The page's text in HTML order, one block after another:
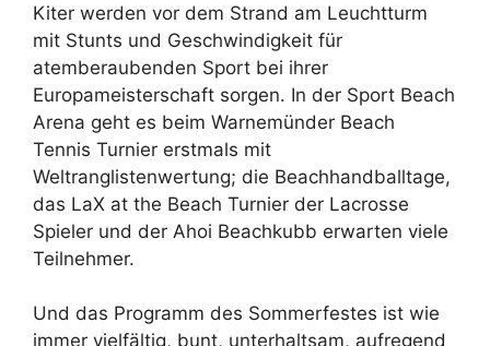
Kiter werden vor dem Strand am Leuchtturm
mit Stunts und Geschwindigkeit für
atemberaubenden Sport bei ihrer
Europameisterschaft sorgen. In der Sport Beach
Arena geht es beim Warnemünder Beach
Tennis Turnier erstmals mit
Weltranglistenwertung; die Beachhandballtage,
das LaX at the Beach Turnier der Lacrosse
Spieler und der Ahoi Beachkubb erwarten viele
Teilnehmer.
Und das Programm des Sommerfestes ist wie
immer vielfältig, bunt, unterhaltsam, aufregend